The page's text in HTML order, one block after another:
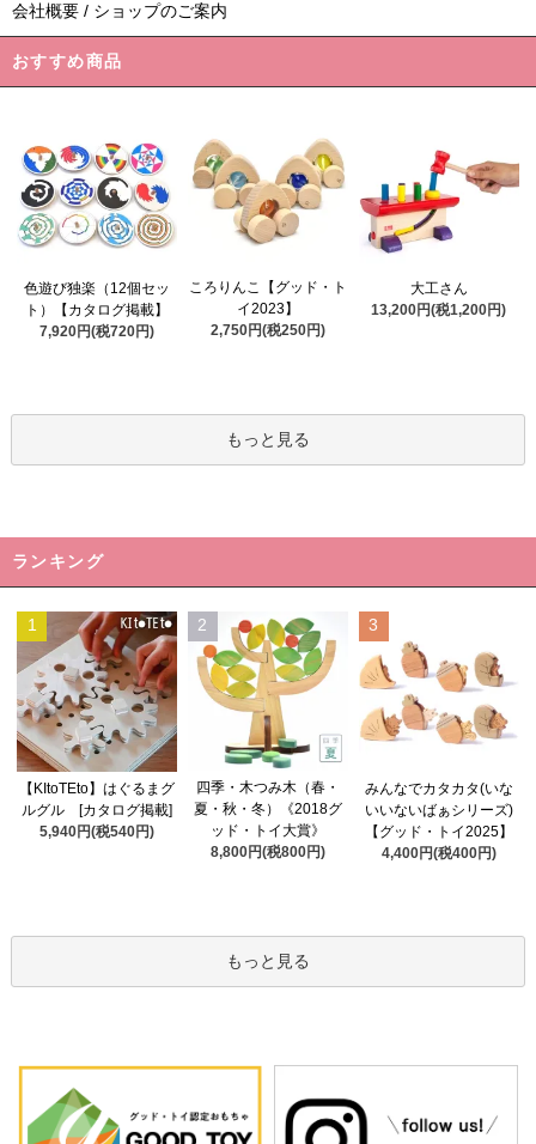
会社概要 / ショップのご案内
おすすめ商品
色遊び独楽（12個セッ
ト）【カタログ掲載】
7,920円(税720円)
ころりんこ【グッド・ト
イ2023】
2,750円(税250円)
大工さん
13,200円(税1,200円)
もっと見る
ランキング
1
【KItoTEto】はぐるまグ
ルグル [カタログ掲載]
5,940円(税540円)
2
四季・木つみ木（春・
夏・秋・冬）《2018グ
ッド・トイ大賞》
8,800円(税800円)
3
みんなでカタカタ(いな
いいないばぁシリーズ)
【グッド・トイ2025】
4,400円(税400円)
もっと見る